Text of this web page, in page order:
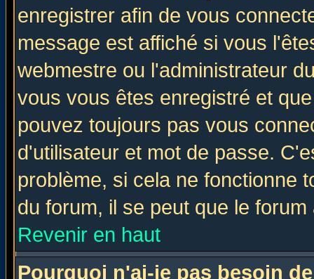
enregistrer afin de vous
message est affiché si vous
webmestre ou l'administrateur
vous vous êtes enregistré et
pouvez toujours pas vous
d'utilisateur et mot de passe.
problème, si cela ne fonctionne
du forum, il se peut que le
Revenir en haut
Pourquoi n'ai-je pas besoin